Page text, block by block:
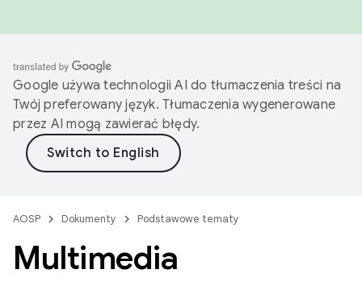
Google używa technologii AI do tłumaczenia treści na
Twój preferowany język. Tłumaczenia wygenerowane
przez AI mogą zawierać błędy.
AOSP Dokumenty Podstawowe tematy
Multimedia